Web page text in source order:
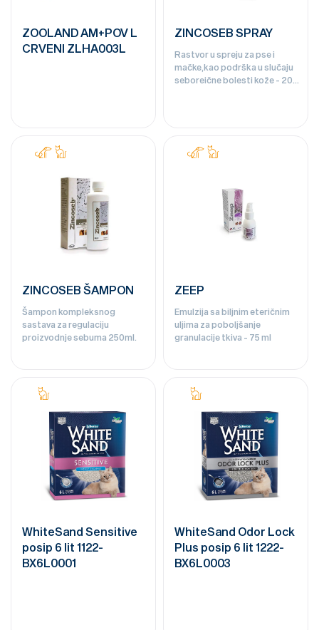
ZOOLAND AM+POV L
CRVENI ZLHA003L
ZINCOSEB SPRAY
Rastvor u spreju za pse i
mačke,kao podrška u slučaju
seboreične bolesti kože - 200
ZINCOSEB ŠAMPON
Šampon kompleksnog
sastava za regulaciju
proizvodnje sebuma 250ml.
ZEEP
Emulzija sa biljnim eteričnim
uljima za poboljšanje
granulacije tkiva - 75 ml
WhiteSand Sensitive
posip 6 lit 1122-
BX6L0001
WhiteSand Odor Lock
Plus posip 6 lit 1222-
BX6L0003